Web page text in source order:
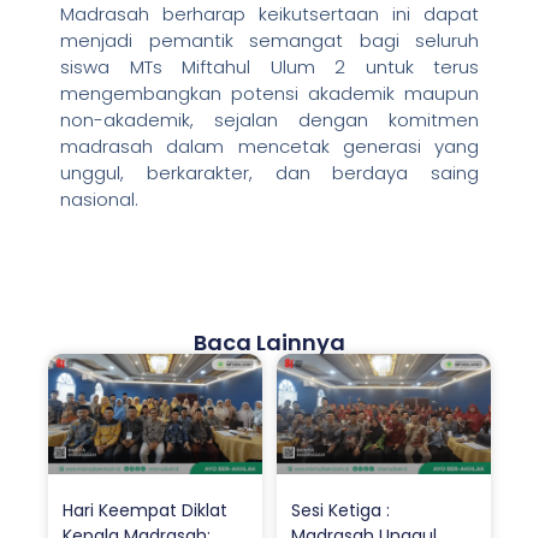
Madrasah berharap keikutsertaan ini dapat
menjadi pemantik semangat bagi seluruh
siswa MTs Miftahul Ulum 2 untuk terus
mengembangkan potensi akademik maupun
non-akademik, sejalan dengan komitmen
madrasah dalam mencetak generasi yang
unggul, berkarakter, dan berdaya saing
nasional.
Baca Lainnya
Hari Keempat Diklat
Sesi Ketiga :